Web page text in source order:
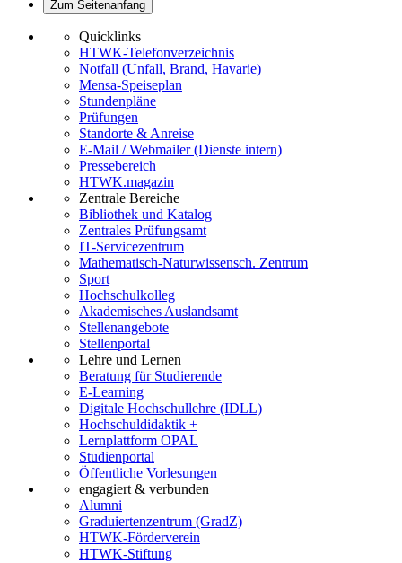
Zum Seitenanfang
Quicklinks
HTWK-Telefonverzeichnis
Notfall (Unfall, Brand, Havarie)
Mensa-Speiseplan
Stundenpläne
Prüfungen
Standorte & Anreise
E-Mail / Webmailer (Dienste intern)
Pressebereich
HTWK.magazin
Zentrale Bereiche
Bibliothek und Katalog
Zentrales Prüfungsamt
IT-Servicezentrum
Mathematisch-Naturwissensch. Zentrum
Sport
Hochschulkolleg
Akademisches Auslandsamt
Stellenangebote
Stellenportal
Lehre und Lernen
Beratung für Studierende
E-Learning
Digitale Hochschullehre (IDLL)
Hochschuldidaktik +
Lernplattform OPAL
Studienportal
Öffentliche Vorlesungen
engagiert & verbunden
Alumni
Graduiertenzentrum (GradZ)
HTWK-Förderverein
HTWK-Stiftung